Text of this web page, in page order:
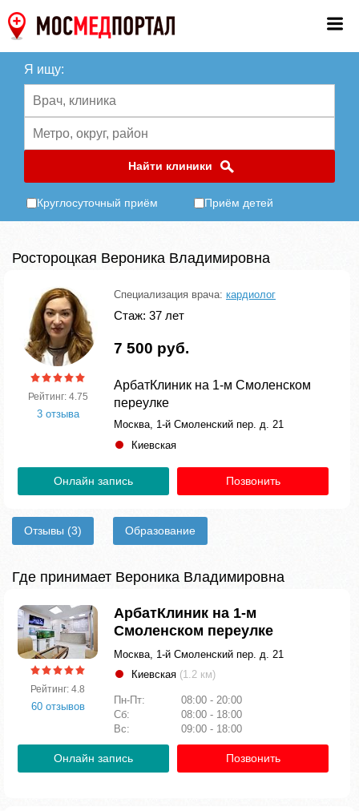
Я ищу:
Найти клиники
Круглосуточный приём Приём детей
Ростороцкая Вероника Владимировна
Рейтинг: 4.75
3 отзыва
Специализация врача: кардиолог
Стаж: 37 лет
7 500 руб.
АрбатКлиник на 1-м Смоленском
переулке
Москва, 1-й Смоленский пер. д. 21
Киевская
Онлайн запись Позвонить
Отзывы (3) Образование
Где принимает Вероника Владимировна
Рейтинг: 4.8
60 отзывов
АрбатКлиник на 1-м
Смоленском переулке
Москва, 1-й Смоленский пер. д. 21
Киевская (1.2 км)
Пн-Пт:
08:00 - 20:00
Сб:
08:00 - 18:00
Вс:
09:00 - 18:00
Онлайн запись Позвонить